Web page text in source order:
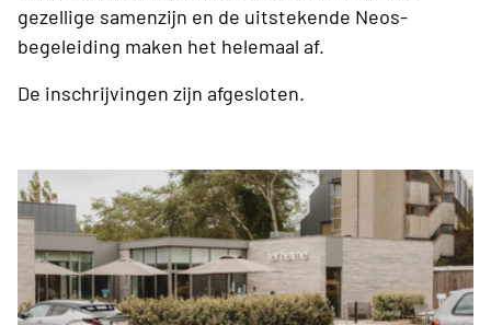
gezellige samenzijn en de uitstekende Neos-
begeleiding maken het helemaal af.
De inschrijvingen zijn afgesloten.